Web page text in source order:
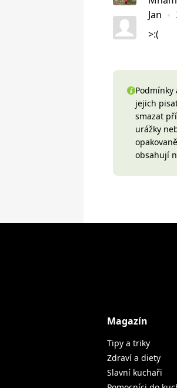
Jan
>:(
jejich
smazat
urážky
obsahují
Magazín
Tipy a triky
Zdraví a diety
Slavní kuchaři